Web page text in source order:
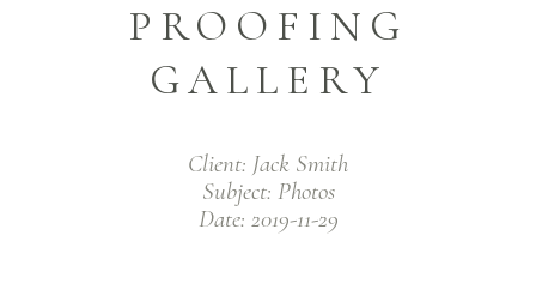
PROOFING
GALLERY
Client: Jack Smith
Subject: Photos
Date: 2019-11-29